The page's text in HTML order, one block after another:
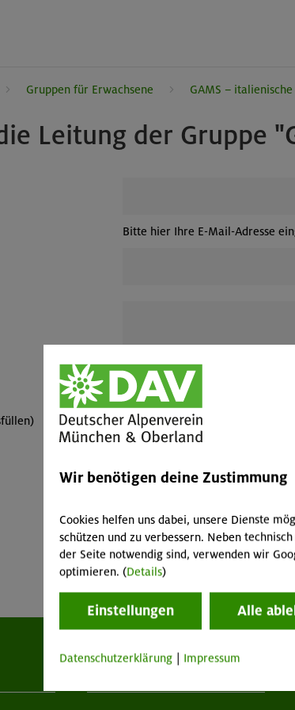
Gruppen für Erwachsene GAMS –
Leitung der Gruppe
Bitte hier Ihre E-Mail-Adresse
Wir benötigen deine Zustimmung
Cookies helfen uns dabei, unsere Dienste
schützen und zu verbessern. Neben
der Seite notwendig sind, verwenden wir
optimieren. (Details)
Einstellungen Alle
Datenschutzerklärung Impressum